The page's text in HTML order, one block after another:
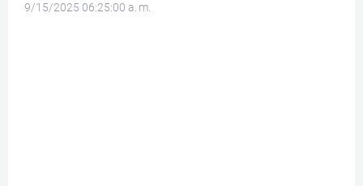
9/15/2025 06:25:00 a. m.